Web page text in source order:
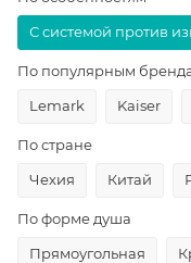
С системой против
По популярным
Lemark
Kaiser
По стране
Чехия
Китай
По форме душа
Прямоугольная